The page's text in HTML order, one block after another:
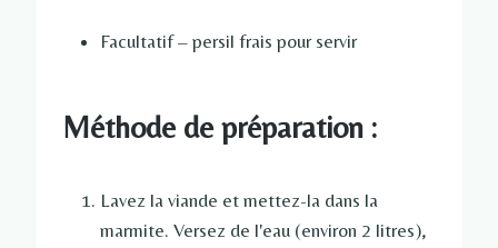
Facultatif – persil frais pour servir
Méthode de préparation :
Lavez la viande et mettez-la dans la
marmite. Versez de l'eau (environ 2 litres),